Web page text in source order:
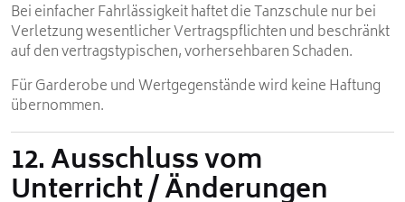
Bei einfacher Fahrlässigkeit haftet die Tanzschule nur bei
Verletzung wesentlicher Vertragspflichten und beschränkt
auf den vertragstypischen, vorhersehbaren Schaden.
Für Garderobe und Wertgegenstände wird keine Haftung
übernommen.
12. Ausschluss vom
Unterricht / Änderungen